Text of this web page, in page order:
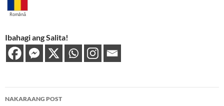
Română
Ibahagi ang Salita!
Post
NAKARAANG POST